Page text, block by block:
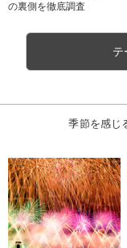
の裏側を徹底調査
テ
季節を感じ